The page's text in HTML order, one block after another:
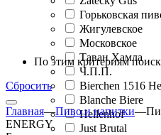
Горьковская
Жигулевское
Московское
Таван Хамла
Ч.П.П.
Bierchen 1516
Blanche Biere
Hellenhof
Just Brutal
По этим критериям
Сбросить
Главная—Пиво и напитки—
ENERGY